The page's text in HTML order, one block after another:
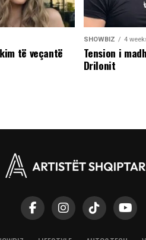
të veçantë
SHOWBIZ 4
Tension i
Drilonit